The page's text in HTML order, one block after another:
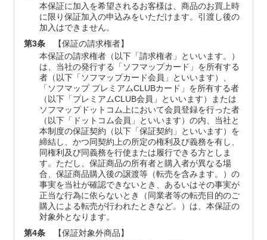
本保証に加入を希望されるお客様は、商品のお買上時
に限り保証加入の申込みをいただけます。引渡し後の
加入はできません。
第3条
【保証の請求権者】
本保証の請求権者（以下「請求権者」といいます。）
は、当社の発行する「ソフマップカード」を所有する
者（以下「ソフマップカード会員」といいます）、
「ソフマップ プレミアムCLUBカード」を所有する者
（以下「プレミアムCLUB会員」といいます）または
ソフマップドットコム上において会員登録を行った者
（以下「ドットコム会員」といいます）の内、当社と
本制度の保証契約（以下「保証契約」といいます）を
締結し、かつ同契約上の所定の権利及び義務を有し、
同権利及び同義務を行使または履行できる方としま
す。ただし、保証商品の所有者と購入者が異なる場
合、保証商品購入後の譲渡等（転売を含みます。）の
事実を当社が確認できないとき、あるいはその事実が
正当な行為に依らないとき（同業者等の転売目的のご
購入による転売が行われたときなど。）は、本保証の
対象外となります。
第4条
【保証対象外商品】